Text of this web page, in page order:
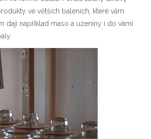
ve větších baleních, které vám
dají například maso a uzeniny i do vámi